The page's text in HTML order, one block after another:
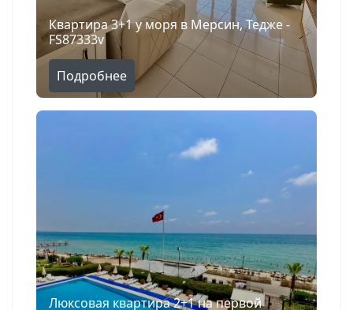
Квартира 3+1 у моря в Мерсин, Тедже -
FS87333v
Подробнее
Люксовая квартира 2+1 на первой